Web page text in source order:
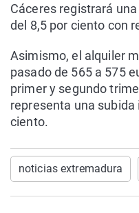
Cáceres registrará
del 8,5 por ciento con
Asimismo, el alquiler
pasado de 565 a 575
primer y segundo
representa una
ciento.
noticias extremadura